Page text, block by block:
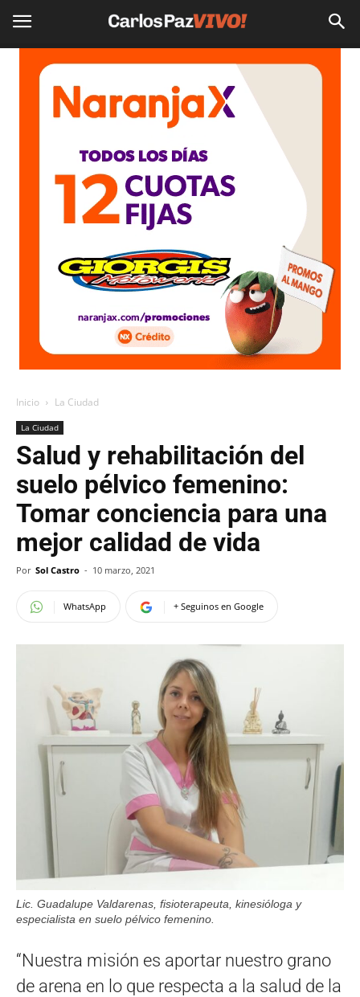
Inicio La Ciudad
La Ciudad
Salud y rehabilitación del
suelo pélvico femenino:
Tomar conciencia para una
mejor calidad de vida
Por Sol Castro - 10 marzo, 2021
WhatsApp + Seguinos en Google
Lic. Guadalupe Valdarenas, fisioterapeuta, kinesióloga y
especialista en suelo pélvico femenino.
“Nuestra misión es aportar nuestro grano
de arena en lo que respecta a la salud de la